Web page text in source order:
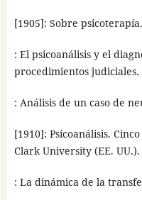
[1905]: Sobre psicoterapía.
: El psicoanálisis y el
procedimientos judiciales.
: Análisis de un caso de
[1910]: Psicoanálisis.
Clark University (EE. UU.).
: La dinámica de la